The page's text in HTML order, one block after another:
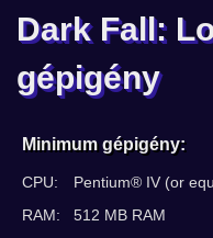
Dark Fall:
gépigény
Minimum gépigény:
CPU:
Pentium® IV (or
RAM:
512 MB RAM